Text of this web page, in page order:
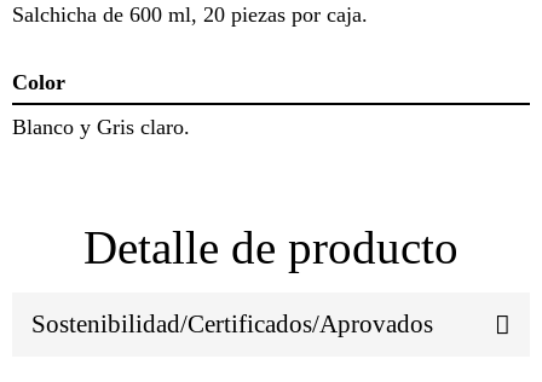
Salchicha de 600 ml, 20 piezas por caja.
Color
Blanco y Gris claro.
Detalle de producto
Sostenibilidad/Certificados/Aprovados